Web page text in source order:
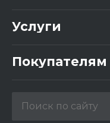
Услуги
Покупателям